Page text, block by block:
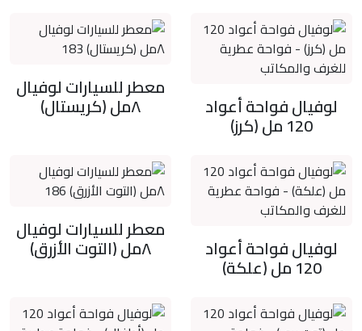
لوفيال فواحة أعواد
120 مل (كرز)
معطر للسيارات لوفيال
٨مل (كريستال)
لوفيال فواحة أعواد
120 مل (علكة)
معطر للسيارات لوفيال
٨مل (التوت الأزرق)